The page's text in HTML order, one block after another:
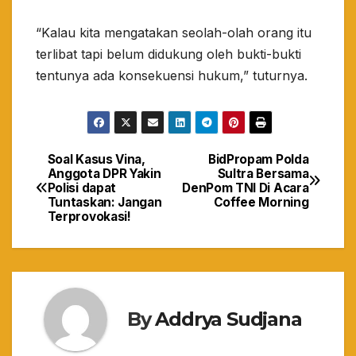
“Kalau kita mengatakan seolah-olah orang itu
terlibat tapi belum didukung oleh bukti-bukti
tentunya ada konsekuensi hukum,” tuturnya.
Navigasi
pos
BidPropam Polda
Sultra Bersama
DenPom TNI Di Acara
Coffee Morning
Soal Kasus Vina,
Anggota DPR Yakin
Polisi dapat
Tuntaskan: Jangan
Terprovokasi!
ByAddrya Sudjana